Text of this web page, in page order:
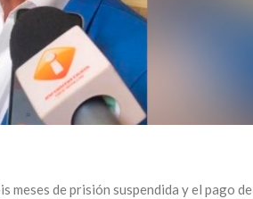
meses de prisión suspendida y el pago de